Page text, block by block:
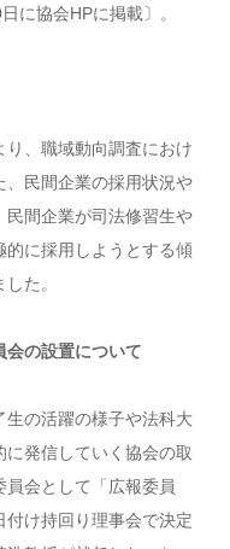
に協会HPに掲載〕。
、職域動向調査におけ
、民間企業の採用状況や
間企業が司法修習生や
に採用しようとする傾
た。
の設置について
の活躍の様子や法科大
発信していく協会の取
会として「広報委員
け持回り理事会で決定